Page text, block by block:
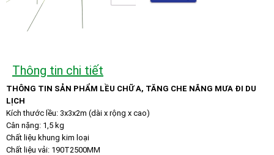
Thông tin chi tiết
THÔNG TIN SẢN PHẨM LỀU CHỮ A, TĂNG CHE NẮNG MƯA ĐI DU
LỊCH
Kích thước lều: 3x3x2m (dài x rộng x cao)
Cân nặng: 1,5 kg
Chất liệu khung kim loại
Chất liệu vải: 190T2500MM